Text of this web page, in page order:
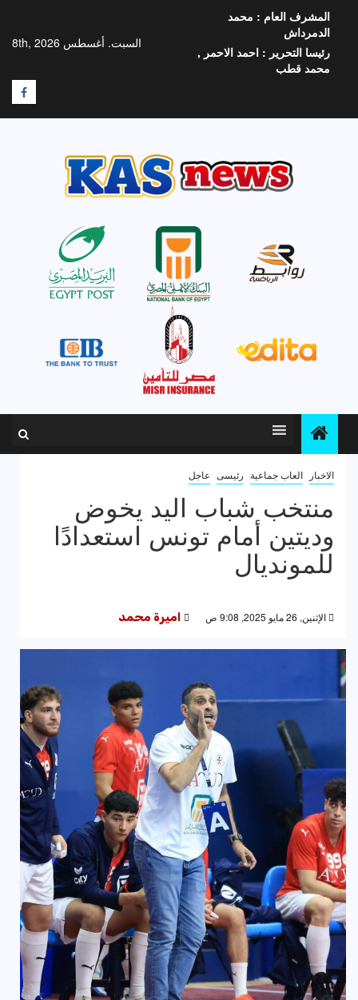
المحتوى
السبت. أغسطس 8th, 2026
المشرف العام : محمد
الدمرداش
رئيسا التحرير : احمد الاحمر ,
محمد قطب
F
الاخبار العاب جماعية رئيسى عاجل
منتخب شباب اليد يخوض
وديتين أمام تونس استعدادًا
للمونديال
الإثنين, 26 مايو 2025, 9:08 ص اميرة محمد